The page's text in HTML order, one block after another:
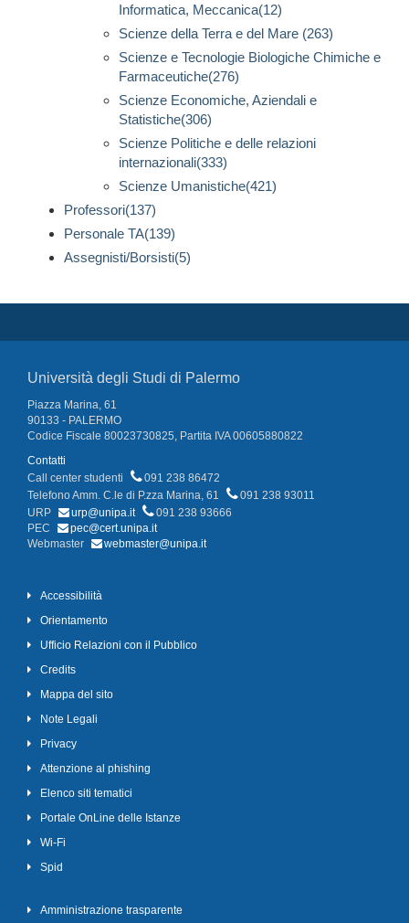
Informatica, Meccanica(12)
Scienze della Terra e del Mare (263)
Scienze e Tecnologie Biologiche Chimiche e
Farmaceutiche(276)
Scienze Economiche, Aziendali e
Statistiche(306)
Scienze Politiche e delle relazioni
internazionali(333)
Scienze Umanistiche(421)
Professori(137)
Personale TA(139)
Assegnisti/Borsisti(5)
Università degli Studi di Palermo
Piazza Marina, 61
90133 - PALERMO
Codice Fiscale 80023730825, Partita IVA 00605880822
Contatti
Call center studenti
091 238 86472
Telefono Amm. C.le di P.zza Marina, 61
091 238 93011
URP
urp@unipa.it
091 238 93666
PEC
pec@cert.unipa.it
Webmaster
webmaster@unipa.it
Accessibilità
Orientamento
Ufficio Relazioni con il Pubblico
Credits
Mappa del sito
Note Legali
Privacy
Attenzione al phishing
Elenco siti tematici
Portale OnLine delle Istanze
Wi-Fi
Spid
Amministrazione trasparente